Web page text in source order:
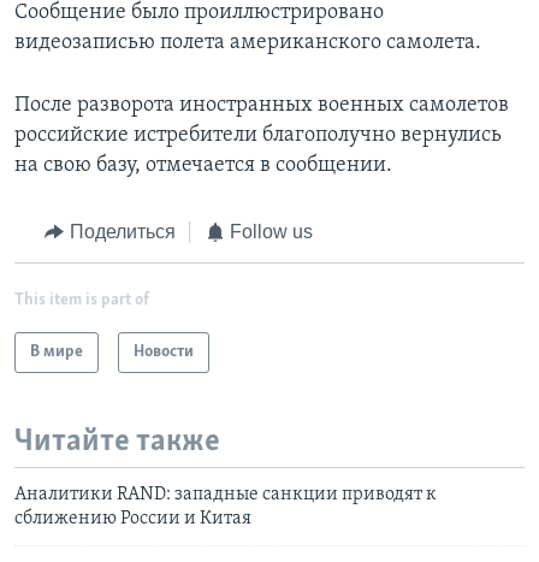
Сообщение было проиллюстрировано
видеозаписью полета американского самолета.
После разворота иностранных военных самолетов
российские истребители благополучно вернулись
на свою базу, отмечается в сообщении.
Поделиться Follow us
This item is part of
В мире Новости
Читайте также
Аналитики RAND: западные санкции приводят к
сближению России и Китая